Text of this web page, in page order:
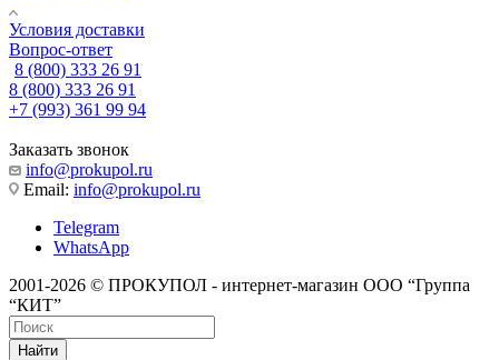
Условия доставки
Вопрос-ответ
8 (800) 333 26 91
8 (800) 333 26 91
+7 (993) 361 99 94
Заказать звонок
info@prokupol.ru
Email: info@prokupol.ru
Telegram
WhatsApp
2001-2026 © ПРОКУПОЛ - интернет-магазин ООО “Группа
“КИТ”
Найти